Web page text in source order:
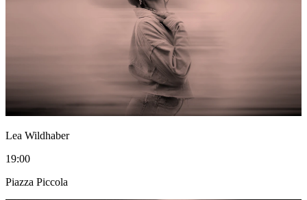
Lea Wildhaber
19:00
Piazza Piccola